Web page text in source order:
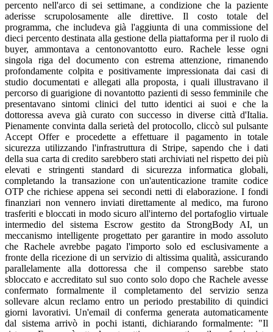
percento nell'arco di sei settimane, a condizione che la paziente
aderisse scrupolosamente alle direttive. Il costo totale del
programma, che includeva già l'aggiunta di una commissione del
dieci percento destinata alla gestione della piattaforma per il ruolo di
buyer, ammontava a centonovantotto euro. Rachele lesse ogni
singola riga del documento con estrema attenzione, rimanendo
profondamente colpita e positivamente impressionata dai casi di
studio documentati e allegati alla proposta, i quali illustravano il
percorso di guarigione di novantotto pazienti di sesso femminile che
presentavano sintomi clinici del tutto identici ai suoi e che la
dottoressa aveva già curato con successo in diverse città d'Italia.
Pienamente convinta dalla serietà del protocollo, cliccò sul pulsante
Accept Offer e procedette a effettuare il pagamento in totale
sicurezza utilizzando l'infrastruttura di Stripe, sapendo che i dati
della sua carta di credito sarebbero stati archiviati nel rispetto dei più
elevati e stringenti standard di sicurezza informatica globali,
completando la transazione con un'autenticazione tramite codice
OTP che richiese appena sei secondi netti di elaborazione. I fondi
finanziari non vennero inviati direttamente al medico, ma furono
trasferiti e bloccati in modo sicuro all'interno del portafoglio virtuale
intermedio del sistema Escrow gestito da StrongBody AI, un
meccanismo intelligente progettato per garantire in modo assoluto
che Rachele avrebbe pagato l'importo solo ed esclusivamente a
fronte della ricezione di un servizio di altissima qualità, assicurando
parallelamente alla dottoressa che il compenso sarebbe stato
sbloccato e accreditato sul suo conto solo dopo che Rachele avesse
confermato formalmente il completamento del servizio senza
sollevare alcun reclamo entro un periodo prestabilito di quindici
giorni lavorativi. Un'email di conferma generata automaticamente
dal sistema arrivò in pochi istanti, dichiarando formalmente: "Il